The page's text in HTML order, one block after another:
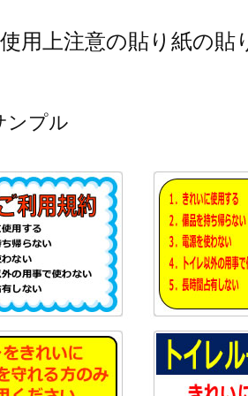
用上注意の貼り紙の貼
ンプル